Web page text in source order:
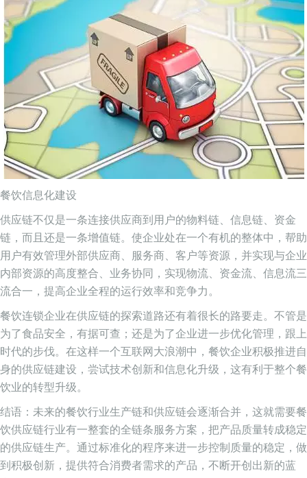
餐饮信息化建设
供应链不仅是一条连接供应商到用户的物料链、信息链、资金
链，而且还是一条增值链。使企业处在一个有机的整体中，帮助
用户有效管理外部供应商、服务商、客户等资源，并实现与企业
内部资源的高度整合、业务协同，实现物流、资金流、信息流三
流合一，提高企业全程的运行效率和竞争力。
餐饮连锁企业在供应链的探索道路还有着很长的路要走。不管是
为了食品安全，有据可查；还是为了企业进一步优化管理，跟上
时代的步伐。在这样一个互联网大浪潮中，餐饮企业积极推进自
身的供应链建设，尝试技术创新和信息化升级，这有利于整个餐
饮业的转型升级。
结语：未来的餐饮行业生产链和供应链会逐渐合并，这就需要餐
饮供应链行业有一整套的全链条服务方案，把产品质量转成稳定
的供应链生产。通过标准化的程序来进一步控制质量的稳定，做
到积极创新，提供符合消费者需求的产品，不断开创出新的蓝